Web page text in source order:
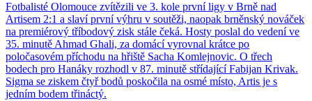
Fotbalisté Olomouce zvítězili ve 3. kole první ligy v Brně nad
Artisem 2:1 a slaví první výhru v soutěži, naopak brněnský nováček
na premiérový tříbodový zisk stále čeká. Hosty poslal do vedení ve
35. minutě Ahmad Ghali, za domácí vyrovnal krátce po
poločasovém příchodu na hřiště Sacha Komlejnovic. O třech
bodech pro Hanáky rozhodl v 87. minutě střídající Fabijan Krivak.
Sigma se ziskem čtyř bodů poskočila na osmé místo, Artis je s
jedním bodem třináctý.